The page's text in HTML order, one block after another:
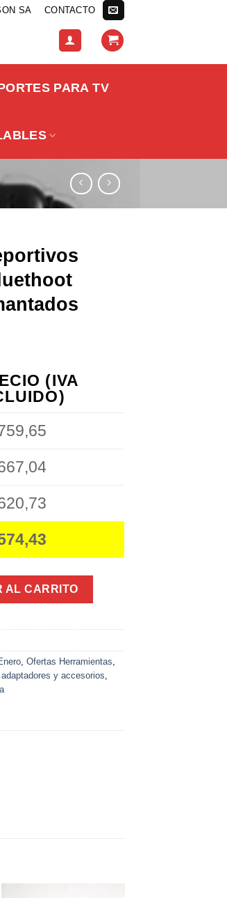
SA CONTACTO
PARA TV
(IVA
4.2 Bluethoot Inalámbicos Imantados
AL CARRITO
,Ofertas Herramientas,
y accesorios,